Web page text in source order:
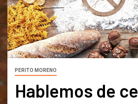
PERITO MORENO
Hablemos de